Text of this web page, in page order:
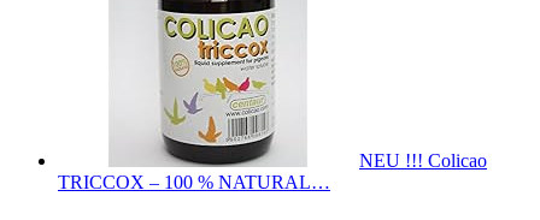
NEU !!! Colicao
TRICCOX – 100 % NATURAL…